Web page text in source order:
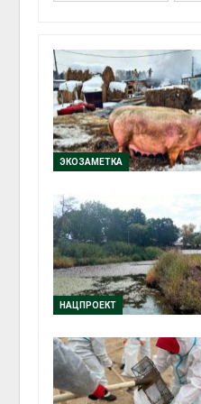
ЭКОЗАМЕТКА
НАЦПРОЕКТ